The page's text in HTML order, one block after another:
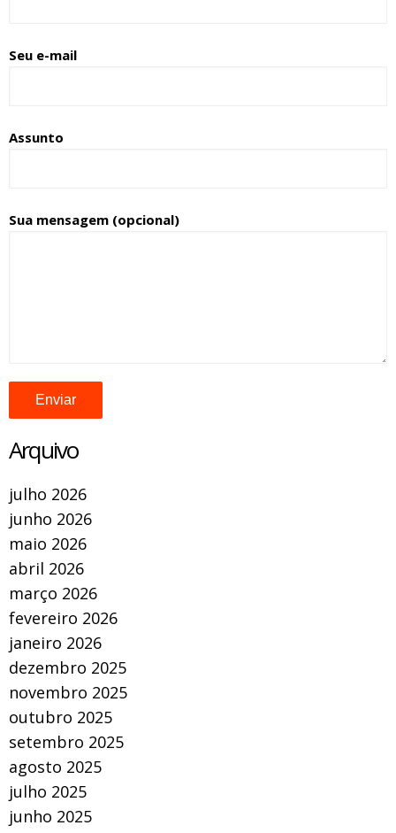
Seu e-mail
Assunto
Sua mensagem (opcional)
Arquivo
julho 2026
junho 2026
maio 2026
abril 2026
março 2026
fevereiro 2026
janeiro 2026
dezembro 2025
novembro 2025
outubro 2025
setembro 2025
agosto 2025
julho 2025
junho 2025